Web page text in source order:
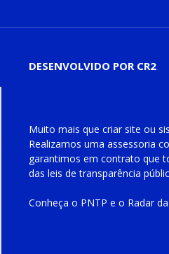
DESENVOLVIDO POR CR2
Muito mais que criar site ou
Realizamos uma assessoria
garantimos em contrato que
das leis de transparência
Conheça o PNTP e o Radar